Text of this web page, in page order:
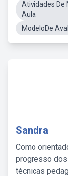
Atividades De
Aula
ModeloDe
Sandra
Como
progresso dos
técnicas